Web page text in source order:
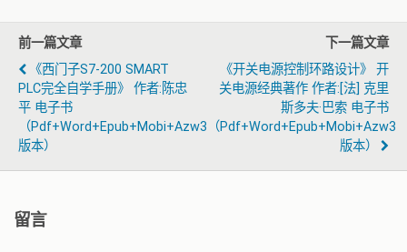
前一篇文章
《西门子S7-200 SMART
PLC完全自学手册》 作者:陈忠
平 电子书
（pdf+word+epub+mobi+azw3
版本）
下一篇文章
《开关电源控制环路设计》 开
关电源经典著作 作者:[法] 克里
斯多夫·巴索 电子书
（pdf+word+epub+mobi+azw3
版本）
留言